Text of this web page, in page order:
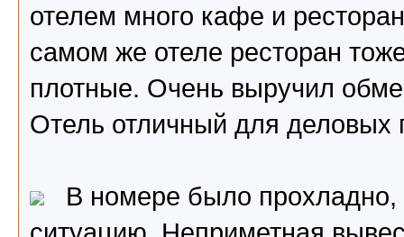
отелем много кафе и
самом же отеле ресторан
плотные. Очень выручил
Отель отличный для деловых
В номере было прохладно,